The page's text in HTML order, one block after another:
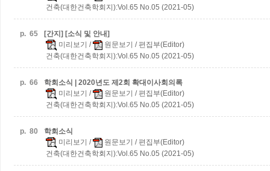
건축(대한건축학회지):Vol.65 No.05 (2021-05)
p. 65
[간지] [소식 및 안내]
미리보기 / 원문보기 / 편집부(Editor)
건축(대한건축학회지):Vol.65 No.05 (2021-05)
p. 66
학회소식 | 2020년도 제2회 확대이사회의록
미리보기 / 원문보기 / 편집부(Editor)
건축(대한건축학회지):Vol.65 No.05 (2021-05)
p. 80
학회소식
미리보기 / 원문보기 / 편집부(Editor)
건축(대한건축학회지):Vol.65 No.05 (2021-05)